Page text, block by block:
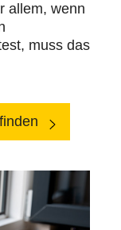
allem, wenn
muss das